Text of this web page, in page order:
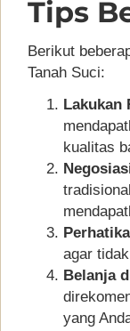
Tips
Berikut
Tanah Suci:
Lakukan
kualitas
agar
Belanja
yang